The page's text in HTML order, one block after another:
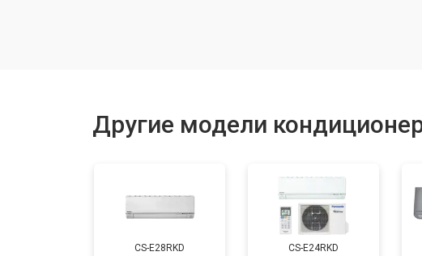
Другие модели
CS-E28RKD CS-E24RKD